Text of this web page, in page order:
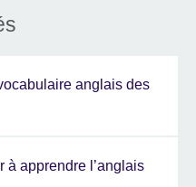
anglais des
à apprendre l’anglais